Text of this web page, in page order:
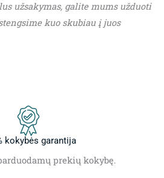
užsakymas, galite mums užduoti
kuo skubiau į juos
kokybės garantija
prekių kokybę.